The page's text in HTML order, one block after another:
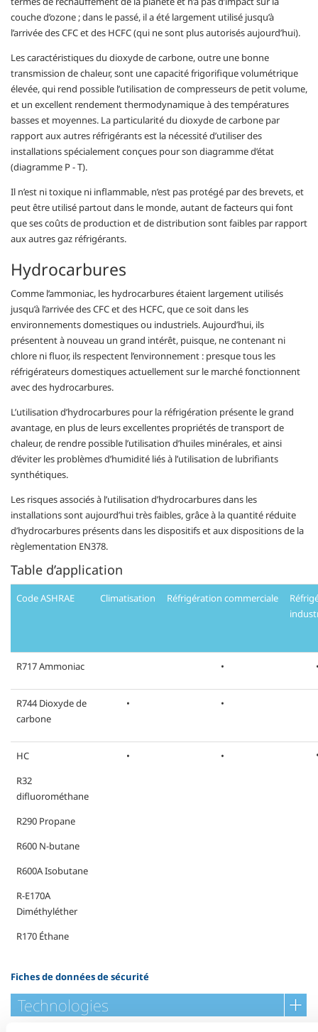
couche d’ozone ; dans le passé, il a été largement utilisé jusqu’à
l’arrivée des CFC et des HCFC (qui ne sont plus autorisés aujourd’hui).
Les caractéristiques du dioxyde de carbone, outre une bonne
transmission de chaleur, sont une capacité frigorifique volumétrique
élevée, qui rend possible l’utilisation de compresseurs de petit volume,
et un excellent rendement thermodynamique à des températures
basses et moyennes. La particularité du dioxyde de carbone par
rapport aux autres réfrigérants est la nécessité d’utiliser des
installations spécialement conçues pour son diagramme d’état
(diagramme P - T).
Il n’est ni toxique ni inflammable, n’est pas protégé par des brevets, et
peut être utilisé partout dans le monde, autant de facteurs qui font
que ses coûts de production et de distribution sont faibles par rapport
aux autres gaz réfrigérants.
Hydrocarbures
Comme l’ammoniac, les hydrocarbures étaient largement utilisés
jusqu’à l’arrivée des CFC et des HCFC, que ce soit dans les
environnements domestiques ou industriels. Aujourd’hui, ils
présentent à nouveau un grand intérêt, puisque, ne contenant ni
chlore ni fluor, ils respectent l’environnement : presque tous les
réfrigérateurs domestiques actuellement sur le marché fonctionnent
avec des hydrocarbures.
L’utilisation d’hydrocarbures pour la réfrigération présente le grand
avantage, en plus de leurs excellentes propriétés de transport de
chaleur, de rendre possible l’utilisation d’huiles minérales, et ainsi
d’éviter les problèmes d’humidité liés à l’utilisation de lubrifiants
synthétiques.
Les risques associés à l’utilisation d’hydrocarbures dans les
installations sont aujourd’hui très faibles, grâce à la quantité réduite
d’hydrocarbures présents dans les dispositifs et aux dispositions de la
règlementation EN378.
Table d’application
Code ASHRAE Climatisation Réfrigération commerciale
R717 Ammoniac •
R744 Dioxyde de
carbone
• •
HC
R32
difluorométhane
R290 Propane
R600 N-butane
R600A Isobutane
R-E170A
Diméthyléther
R170 Éthane
• •
Fiches de données de sécurité
Technologies